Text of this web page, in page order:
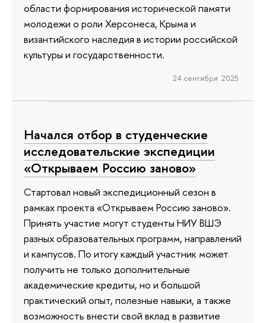
области формирования исторической памяти
молодежи о роли Херсонеса, Крыма и
византийского наследия в истории российской
культуры и государственности.
24 сентября 2025
Начался отбор в студенческие
исследовательские экспедиции
«Открываем Россию заново»
Стартовал новый экспедиционный сезон в
рамках проекта «Открываем Россию заново».
Принять участие могут студенты НИУ ВШЭ
разных образовательных программ, направлений
и кампусов. По итогу каждый участник может
получить не только дополнительные
академические кредиты, но и большой
практический опыт, полезные навыки, а также
возможность внести свой вклад в развитие